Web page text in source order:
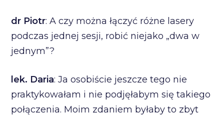
dr Piotr: A czy można łączyć różne lasery
podczas jednej sesji, robić niejako „dwa w
jednym”?
lek. Daria: Ja osobiście jeszcze tego nie
praktykowałam i nie podjęłabym się takiego
połączenia. Moim zdaniem byłaby to zbyt